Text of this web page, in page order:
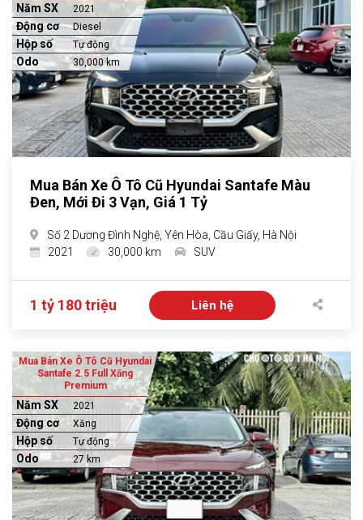
Năm SX 2021
Động cơ Diesel
Hộp số Tự động
Odo 30,000 km
Mua Bán Xe Ô Tô Cũ Hyundai Santafe Màu
Đen, Mới Đi 3 Vạn, Giá 1 Tỷ
Số 2 Dương Đình Nghệ, Yên Hòa, Cầu Giấy, Hà Nội
2021
30,000 km SUV
1 tỷ 180 triệu Liên hệ
Mua Bán Xe Ô Tô Cũ Hyundai
Santafe 2.5 Full Xăng
Premium
Năm SX 2021
Động cơ Xăng
Hộp số Tự động
Odo 27 km